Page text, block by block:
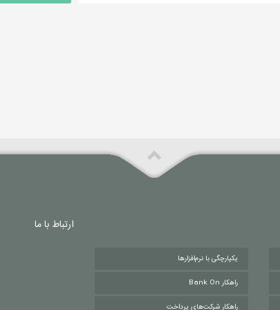
یکپارچگی با نرم‌افزارها
راهکار Bank On
راهکار شرکت‌های پرداخت
ارتباط با ما